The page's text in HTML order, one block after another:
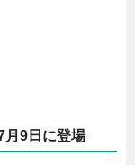
月9日に登場